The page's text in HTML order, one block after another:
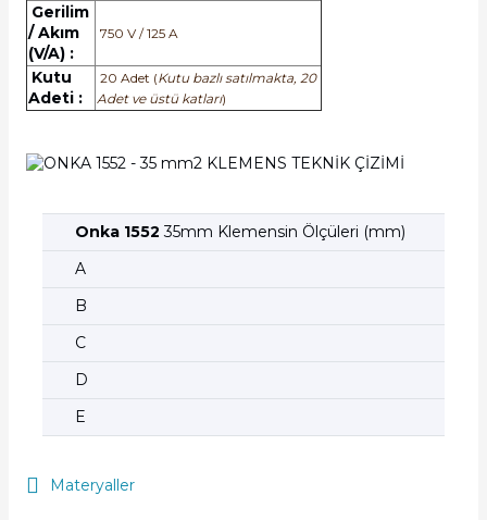
Gerilim
/ Akım
(V/A) :
750 V / 125 A
Kutu
Adeti :
20 Adet (Kutu bazlı satılmakta, 20
Adet ve üstü katları)
Onka 1552 35mm Klemensin Ölçüleri (mm)
A
B
C
D
E
Materyaller